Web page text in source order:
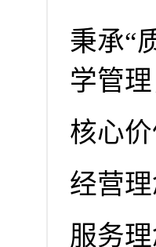
秉承“
学管
核心
经营
服务